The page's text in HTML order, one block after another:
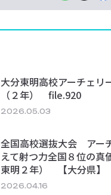
大分東明高校アーチェ
（２年） file.920
2026.05.03
全国高校選抜大会 アー
えて射つ力全国８位の
東明２年） 【大分県】
2026.04.16